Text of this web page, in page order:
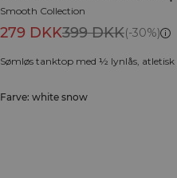
Smooth Collection
279 DKK399 DKK(-30%)
Sømløs tanktop med ½ lynlås, atletisk
Farve: white snow